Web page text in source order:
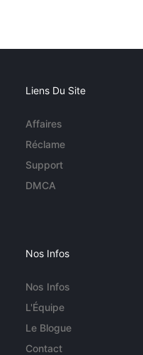
Liens Du Site
Affaires
Réclame
Support
DMCA
Nos Infos
Nos Infos
L'Équipe
Le Blogue
Contact